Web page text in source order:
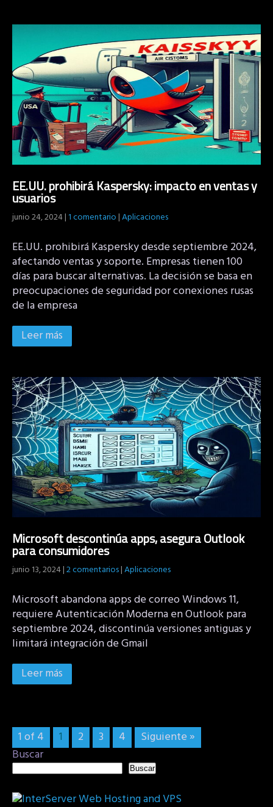
EE.UU. prohibirá Kaspersky: impacto en ventas y
usuarios
junio 24, 2024|1 comentario|Aplicaciones
EE.UU. prohibirá Kaspersky desde septiembre 2024,
afectando ventas y soporte. Empresas tienen 100
días para buscar alternativas. La decisión se basa en
preocupaciones de seguridad por conexiones rusas
de la empresa
Leer más
Microsoft descontinúa apps, asegura Outlook
para consumidores
junio 13, 2024|2 comentarios|Aplicaciones
Microsoft abandona apps de correo Windows 11,
requiere Autenticación Moderna en Outlook para
septiembre 2024, discontinúa versiones antiguas y
limitará integración de Gmail
Leer más
1 of 4 1 2 3 4
Siguiente »
Buscar
Buscar